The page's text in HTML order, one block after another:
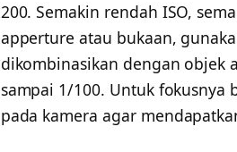
200. Semakin rendah ISO,
apperture atau bukaan,
dikombinasikan dengan objek
sampai 1/100. Untuk
pada kamera agar